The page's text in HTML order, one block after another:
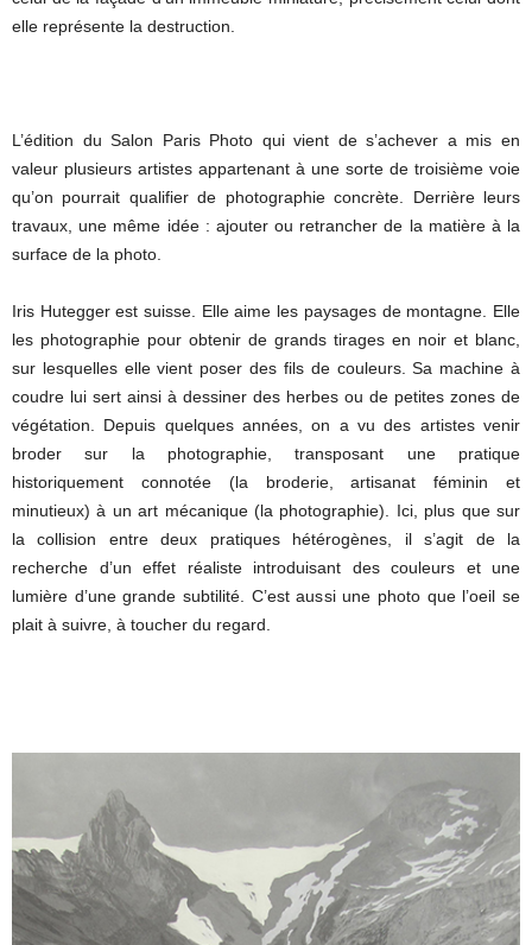
elle représente la destruction.
L’édition du Salon Paris Photo qui vient de s’achever a mis en
valeur plusieurs artistes appartenant à une sorte de troisième voie
qu’on pourrait qualifier de photographie concrète. Derrière leurs
travaux, une même idée : ajouter ou retrancher de la matière à la
surface de la photo.
Iris Hutegger est suisse. Elle aime les paysages de montagne. Elle
les photographie pour obtenir de grands tirages en noir et blanc,
sur lesquelles elle vient poser des fils de couleurs. Sa machine à
coudre lui sert ainsi à dessiner des herbes ou de petites zones de
végétation. Depuis quelques années, on a vu des artistes venir
broder sur la photographie, transposant une pratique
historiquement connotée (la broderie, artisanat féminin et
minutieux) à un art mécanique (la photographie). Ici, plus que sur
la collision entre deux pratiques hétérogènes, il s’agit de la
recherche d’un effet réaliste introduisant des couleurs et une
lumière d’une grande subtilité. C’est aussi une photo que l’oeil se
plait à suivre, à toucher du regard.